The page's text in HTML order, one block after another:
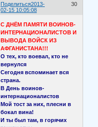
Поделиться 30
2013-
02-15 10:05:08
С ДНЁМ ПАМЯТИ ВОИНОВ-
ИНТЕРНАЦИОНАЛИСТОВ И
ВЫВОДА ВОЙСК ИЗ
АФГАНИСТАНА!!!
О тех, кто воевал, кто не
вернулся
Сегодня вспоминает вся
страна.
В День воинов-
интернационалистов
Мой тост за них, плесни в
бокал вина!
И ты был там, в горячих